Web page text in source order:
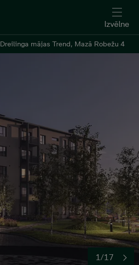
Izvēlne
Dreilinga mājas Trend, Mazā Robežu 4
1/17
Izvēlne
Dreilinga mājas Trend, Mazā Robežu 4